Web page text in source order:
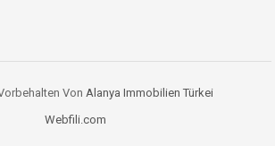
Von Alanya Immobilien Türkei
Webfili.com